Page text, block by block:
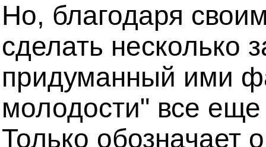
Но, благодаря
сделать несколько
придуманный ими
молодости" все
Только обозначает